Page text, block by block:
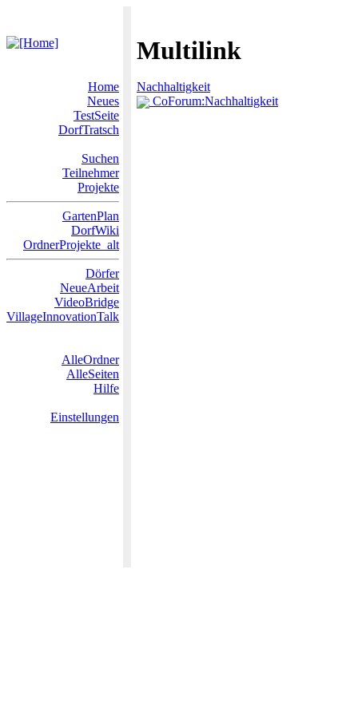
Multilink
Home
Neues
TestSeite
DorfTratsch
Suchen
Teilnehmer
Projekte
GartenPlan
DorfWiki
OrdnerProjekte_alt
Dörfer
NeueArbeit
VideoBridge
VillageInnovationTalk
AlleOrdner
AlleSeiten
Hilfe
Einstellungen
Nachhaltigkeit
CoForum:Nachhaltigkeit